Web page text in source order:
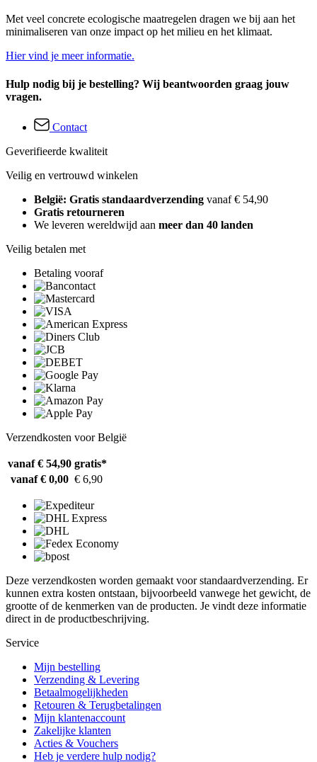
Met veel concrete ecologische maatregelen dragen we bij aan het
minimaliseren van onze impact op het milieu en het klimaat.
Hier vind je meer informatie.
Hulp nodig bij je bestelling? Wij beantwoorden graag jouw
vragen.
Contact
Geverifieerde kwaliteit
Veilig en vertrouwd winkelen
België: Gratis standaardverzending vanaf € 54,90
Gratis retourneren
We leveren wereldwijd aan meer dan 40 landen
Veilig betalen met
Betaling vooraf
Verzendkosten voor België
vanaf € 54,90 gratis*
vanaf € 0,00 € 6,90
Deze verzendkosten worden gemaakt voor standaardverzending. Er
kunnen extra kosten ontstaan, bijvoorbeeld vanwege het gewicht, de
grootte of de kenmerken van de producten. Je vindt deze informatie
direct in de productbeschrijving.
Service
Mijn bestelling
Verzending & Levering
Betaalmogelijkheden
Retouren & Terugbetalingen
Mijn klantenaccount
Zakelijke klanten
Acties & Vouchers
Heb je verdere hulp nodig?